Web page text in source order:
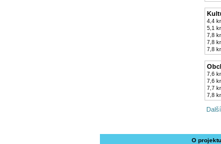
4,4
5,1
7,8
7,8
7,8
7,6
7,6
7,7
7,8
Další
O projektu